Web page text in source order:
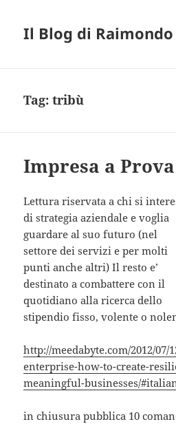
Il Blog di Raimondo
Tag:tribù
Impresa a
Lettura riservata a chi si
di strategia aziendale e voglia
guardare al suo futuro (nel
settore dei servizi e per molti
punti anche altri) Il resto e’
destinato a combattere con il
quotidiano alla ricerca dello
stipendio fisso, volente o
http://meedabyte.com/2012/
enterprise-how-to-create-
meaningful-businesses/
in chiusura pubblica 10